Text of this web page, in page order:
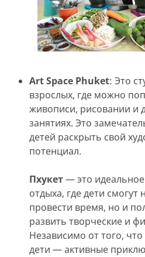
Art Space Phuket: Это
взрослых, где можно
живописи, рисовании и
занятиях. Это
детей раскрыть свой
потенциал.
Пхукет— это
отдыха, где дети смогут
провести время, но и
развить творческие и
Независимо от того,
дети — активные